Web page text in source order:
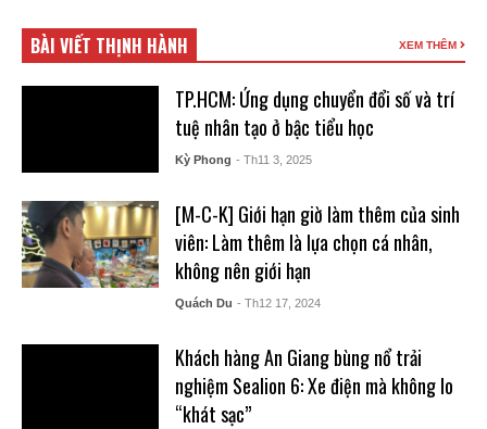
BÀI VIẾT THỊNH HÀNH XEM THÊM
TP.HCM: Ứng dụng chuyển đổi số và trí
tuệ nhân tạo ở bậc tiểu học
Kỳ Phong - Th11 3, 2025
[M-C-K] Giới hạn giờ làm thêm của sinh
viên: Làm thêm là lựa chọn cá nhân,
không nên giới hạn
Quách Du - Th12 17, 2024
Khách hàng An Giang bùng nổ trải
nghiệm Sealion 6: Xe điện mà không lo
“khát sạc”